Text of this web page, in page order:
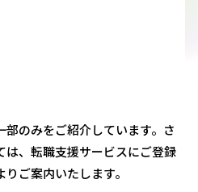
のみをご紹介しています。さ
は、転職支援サービスにご登録
ご案内いたします。